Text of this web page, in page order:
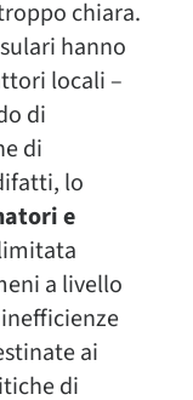
chiara.
hanno
locali –
di
di
lo
e
a livello
ai
di